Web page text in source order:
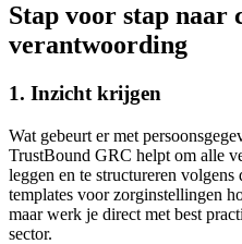
Stap voor stap naar
verantwoording
1. Inzicht krijgen
Wat gebeurt er met
TrustBound GRC helpt om alle
leggen en te structureren
templates voor zorginstellingen
maar werk je direct met best
sector.